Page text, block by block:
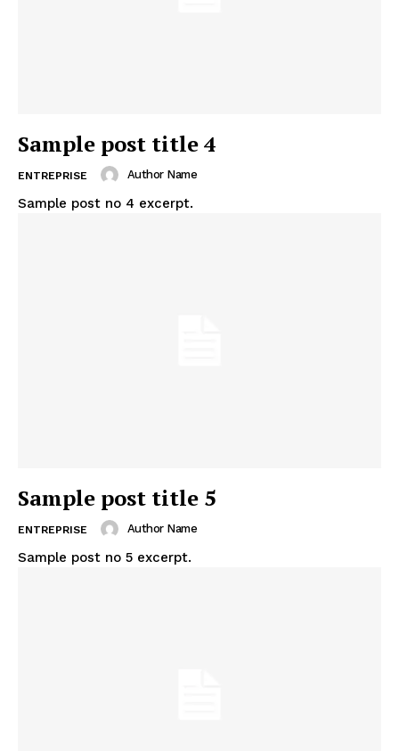
Sample post title 4
ENTREPRISE Author Name
Sample post no 4 excerpt.
Sample post title 5
ENTREPRISE Author Name
Sample post no 5 excerpt.